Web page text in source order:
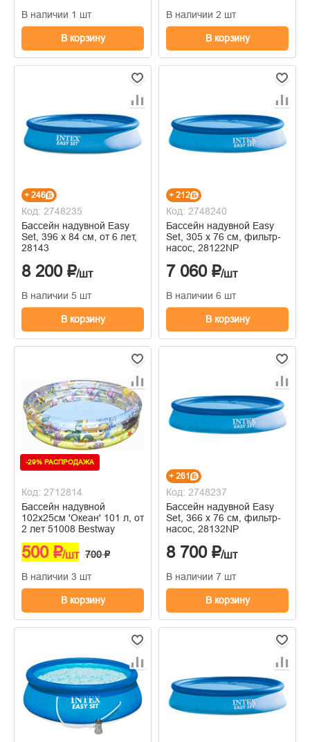
В наличии 1 шт
В корзину
В наличии 2 шт
В корзину
+ 246
Код: 2748235
Бассейн надувной Easy
Set, 396 х 84 см, от 6 лет,
28143
8 200 ₽/шт
В наличии 5 шт
В корзину
+ 212
Код: 2748240
Бассейн надувной Easy
Set, 305 х 76 см, фильтр-
насос, 28122NP
7 060 ₽/шт
В наличии 6 шт
В корзину
-29% РАСПРОДАЖА
Код: 2712814
Бассейн надувной
102х25см 'Океан' 101 л, от
2 лет 51008 Bestway
500 ₽/шт 700 ₽
В наличии 3 шт
В корзину
+ 261
Код: 2748237
Бассейн надувной Easy
Set, 366 х 76 см, фильтр-
насос, 28132NP
8 700 ₽/шт
В наличии 7 шт
В корзину